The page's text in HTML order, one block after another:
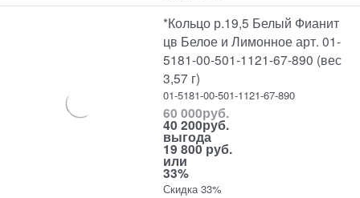
*Кольцо р.19,5 Белый Фианит
цв Белое и Лимонное арт. 01-
5181-00-501-1121-67-890 (вес
3,57 г)
01-5181-00-501-1121-67-890
60 000руб.
40 200руб.
выгода
19 800 руб.
или
33%
Скидка 33%